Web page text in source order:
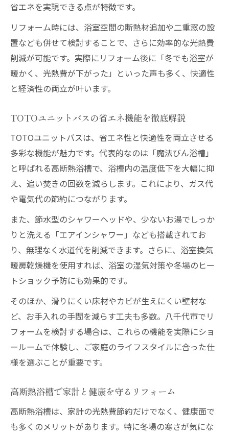
省エネを実現できる点が特徴です。
リフォーム時には、浴室空間の断熱材追加や二重窓の設
置なども併せて検討することで、さらに効率的な光熱費
削減が可能です。実際にリフォーム後に「冬でも浴室が
暖かく、光熱費が下がった」といった声も多く、快適性
と経済性の両立が叶います。
TOTOユニットバスの省エネ機能を徹底解説
TOTOユニットバスは、省エネ性と快適性を両立させる
多彩な機能が魅力です。代表的なのは「魔法びん浴槽」
と呼ばれる高断熱浴槽で、浴槽内の温度低下を大幅に抑
え、追い焚きの回数を減らします。これにより、ガス代
や電気代の節約につながります。
また、節水型のシャワーヘッドや、少ないお湯でしっか
りと洗える「エアインシャワー」なども搭載されてお
り、無理なく水道代を削減できます。さらに、浴室換気
暖房乾燥機を使用すれば、浴室の湿気対策や冬場のヒー
トショック予防にも効果的です。
そのほか、滑りにくい床材やカビが生えにくい壁材な
ど、お手入れの手間を減らす工夫も多数。八千代市でリ
フォームを検討する場合は、これらの機能を実際にショ
ールームで体験し、ご家庭のライフスタイルに合った仕
様を選ぶことが重要です。
高断熱浴槽で家計と健康を守るリフォーム
高断熱浴槽は、家計の光熱費節約だけでなく、健康面で
も多くのメリットがあります。特に冬場の寒さが気にな